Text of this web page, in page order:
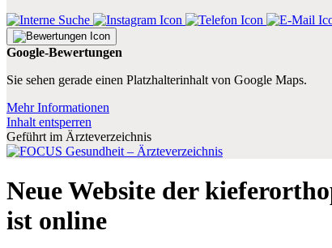
Google-Bewertungen
Sie sehen gerade einen Platzhalterinhalt von Google Maps.
Mehr Informationen
Inhalt entsperren
Geführt im Ärzteverzeichnis
Neue Website der
ist online